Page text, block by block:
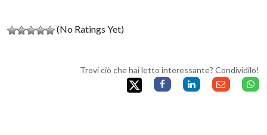
(No Ratings Yet)
Trovi ciò che hai letto interessante? Condividilo!